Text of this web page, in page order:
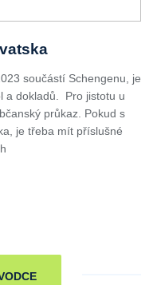
součástí Schengenu, je
a dokladů. Pro jistotu u
průkaz. Pokud s
je třeba mít příslušné